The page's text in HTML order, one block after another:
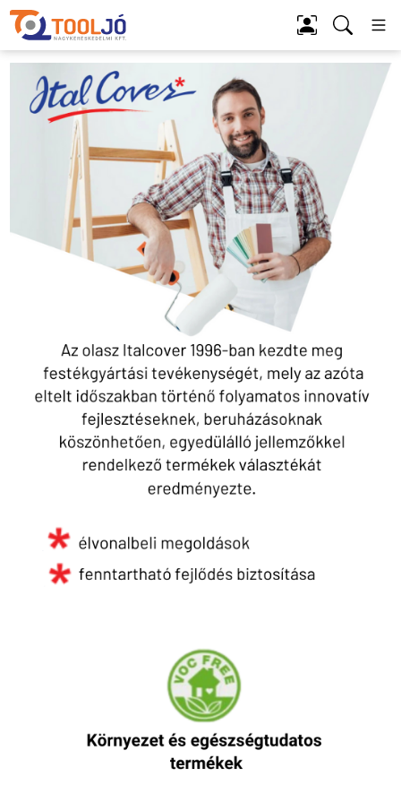
Tool Jó